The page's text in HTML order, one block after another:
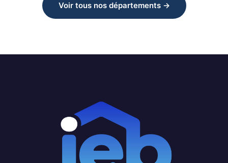
Voir tous nos départements →